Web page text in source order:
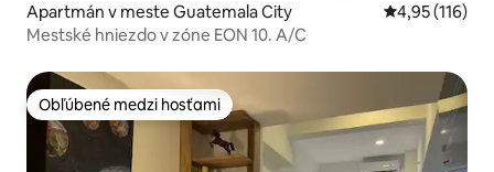
Apartmán v meste Guatemala City Priemerné
4,95 (116)
Mestské hniezdo v zóne EON 10. A/C
Obľúbené medzi hosťami
Obľúbené medzi hosťami